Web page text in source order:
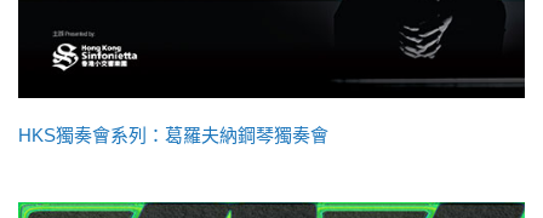
HKS獨奏會系列：葛羅夫納鋼琴獨奏會